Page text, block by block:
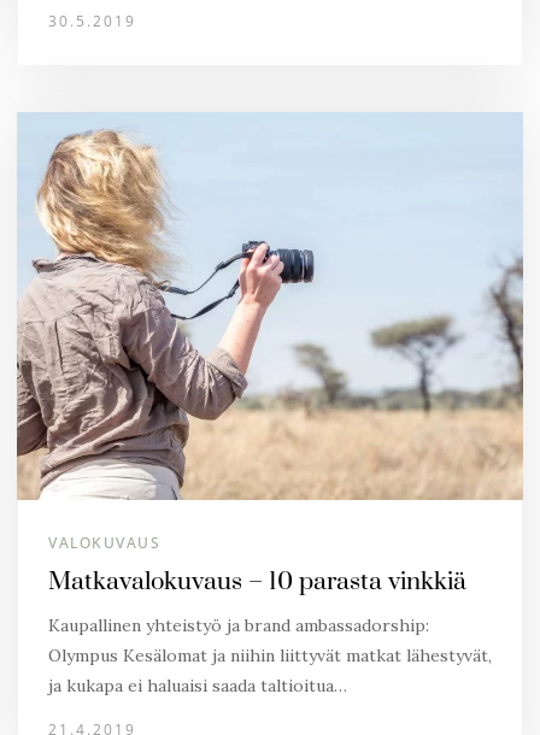
30.5.2019
VALOKUVAUS
Matkavalokuvaus – 10 parasta vinkkiä
Kaupallinen yhteistyö ja brand ambassadorship:
Olympus Kesälomat ja niihin liittyvät matkat lähestyvät,
ja kukapa ei haluaisi saada taltioitua…
21.4.2019